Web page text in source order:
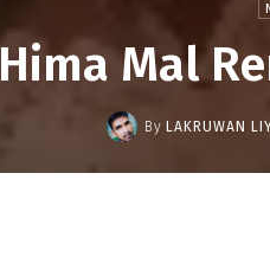
Hima Mal
By LAKRUWAN